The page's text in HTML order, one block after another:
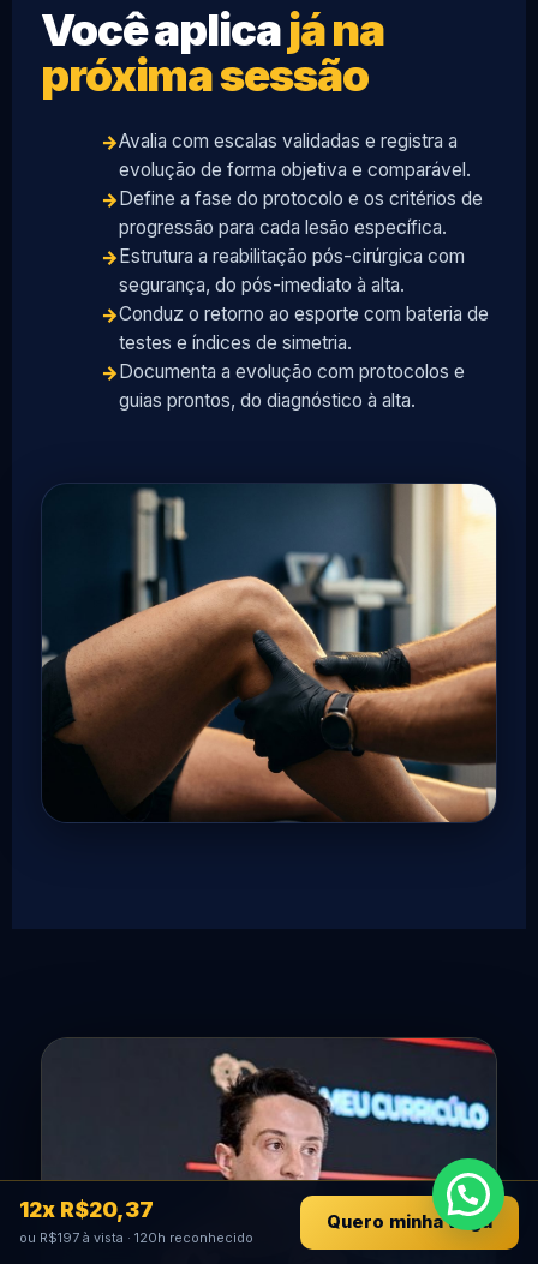
Você aplicajá na
próxima sessão
Avalia com escalas validadas e registra a
evolução de forma objetiva e comparável.
Define a fase do protocolo e os critérios de
progressão para cada lesão específica.
Estrutura a reabilitação pós-cirúrgica com
segurança, do pós-imediato à alta.
Conduz o retorno ao esporte com bateria de
testes e índices de simetria.
Documenta a evolução com protocolos e
guias prontos, do diagnóstico à alta.
12x R$20,37
ou R$197 à vista · 120h reconhecido
Quero minha vaga